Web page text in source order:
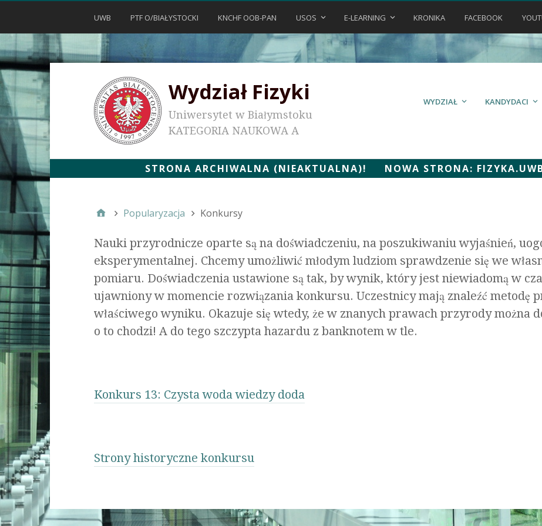
UWB PTF O/BIAŁYSTOCKI KNCHF OOB-PAN USOS E-LEARNING KRONIKA FACEBOOK
Wydział Fizyki
Uniwersytet w Białymstoku
KATEGORIA NAUKOWA A
WYDZIAŁ KANDYDACI
STRONA ARCHIWALNA (NIEAKTUALNA)! NOWA STRONA:
Popularyzacja Konkursy
Nauki przyrodnicze oparte są na doświadczeniu, na poszukiwaniu wyjaśnień,
eksperymentalnej. Chcemy umożliwić młodym ludziom sprawdzenie się we
pomiaru. Doświadczenia ustawione są tak, by wynik, który jest niewiadomą w
ujawniony w momencie rozwiązania konkursu. Uczestnicy mają znaleźć metodę
właściwego wyniku. Okazuje się wtedy, że w znanych prawach przyrody można
o to chodzi! A do tego szczypta hazardu z banknotem w tle.
Konkurs 13: Czysta woda wiedzy doda
Strony historyczne konkursu